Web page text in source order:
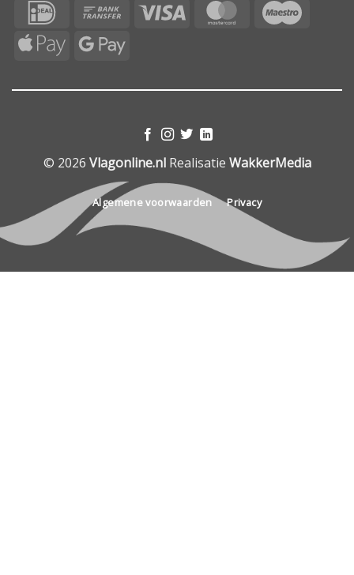
IDeal
Bank
Visa MasterCard
Apple
Google
© 2026 Vlagonline.nlRealisatie WakkerMedia
Algemene voorwaarden Privacy